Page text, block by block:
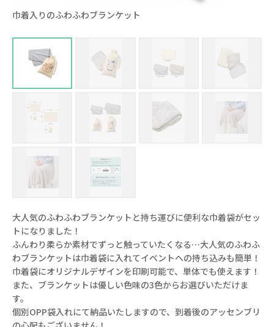
巾着入りのふわふわブランケット
大人気のふわふわブランケットと持ち運びに便利な巾着袋がセッ
トになりました！
ふんわり柔らか素材でずっと触っていたくなる…大人気のふわふ
わブランケットは巾着袋に入れてイベントへの持ち込みも簡単！
巾着袋にオリジナルデザインを印刷可能で、単体でも使えます！
また、ブランケットは優しい色味の3色からお選びいただけま
す。
個別OPP袋入れにて納品いたしますので、到着後のアッセンブリ